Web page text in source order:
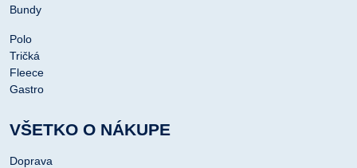
Bundy
Polo
Tričká
Fleece
Gastro
VŠETKO O NÁKUPE
Doprava